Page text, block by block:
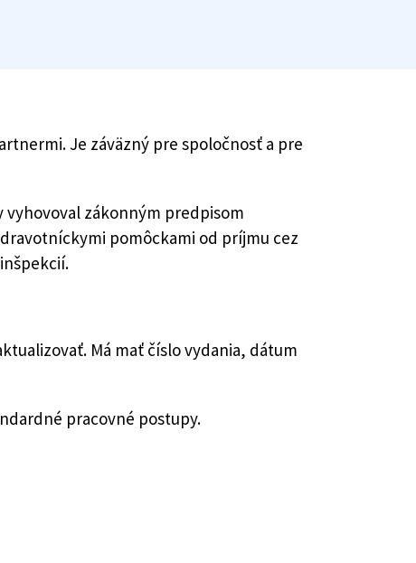
Je záväzný pre spoločnosť a pre
vyhovoval zákonným predpisom
pomôckami od príjmu cez
Má mať číslo vydania, dátum
pracovné postupy.